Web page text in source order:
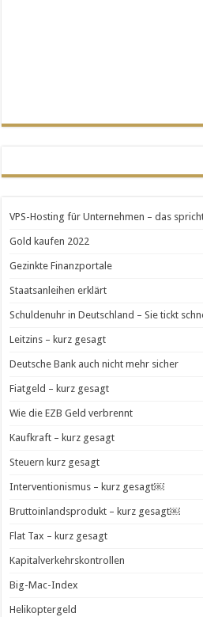
VPS-Hosting für Unternehmen – das
Gold kaufen 2022
Gezinkte Finanzportale
Staatsanleihen erklärt
Schuldenuhr in Deutschland – Sie tickt
Leitzins – kurz gesagt
Deutsche Bank auch nicht mehr sicher
Fiatgeld – kurz gesagt
Wie die EZB Geld verbrennt
Kaufkraft – kurz gesagt
Steuern kurz gesagt
Interventionismus – kurz gesagt￼
Bruttoinlandsprodukt – kurz gesagt￼
Flat Tax – kurz gesagt
Kapitalverkehrskontrollen
Big-Mac-Index
Helikoptergeld